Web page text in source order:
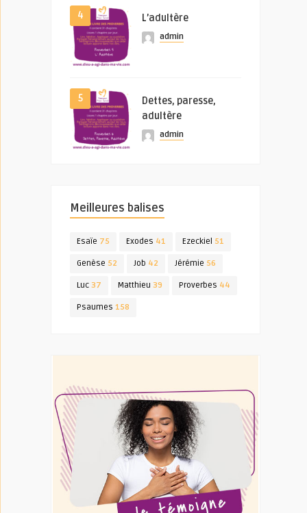
4 L’adultère
admin
5
Dettes, paresse,
adultère
admin
Meilleures balises
Esaïe 75 Exodes 41 Ezeckiel 51
Genèse 52 Job 42 Jérémie 56
Luc 37 Matthieu 39 Proverbes 44
Psaumes 158